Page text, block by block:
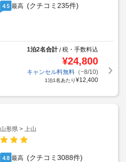
4.5 最高 (クチコミ235件)
1泊2名合計/税・手数料込
¥24,800
キャンセル料無料（~8/10)
1泊1名あたり¥12,400
山形県 > 上山
4.8 最高 (クチコミ3088件)